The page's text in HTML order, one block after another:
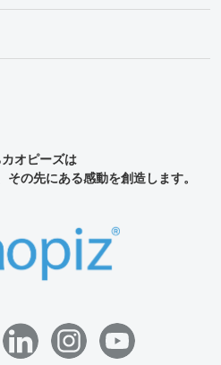
オピーズは
の先にある感動を創造します。